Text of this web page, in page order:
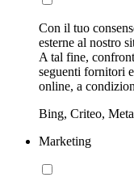
Con il tuo
esterne al nostro
A tal fine,
seguenti fornitori
online, a
Bing, Criteo,
Marketing